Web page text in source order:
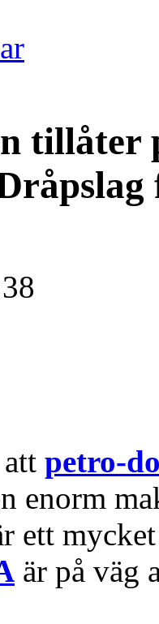
tillåter
petro-
enorm
ett
är på väg